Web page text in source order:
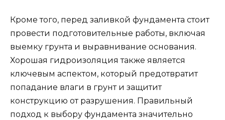
Кроме того, перед заливкой фундамента стоит
провести подготовительные работы, включая
выемку грунта и выравнивание основания.
Хорошая гидроизоляция также является
ключевым аспектом, который предотвратит
попадание влаги в грунт и защитит
конструкцию от разрушения. Правильный
подход к выбору фундамента значительно